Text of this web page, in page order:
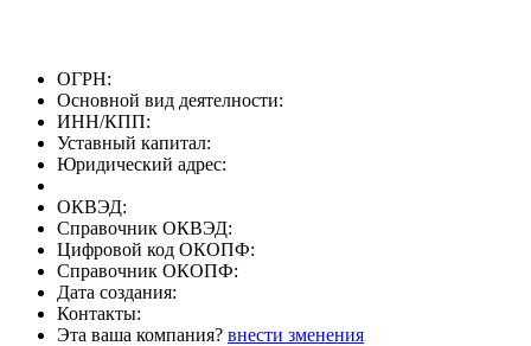
ОГРН:
Основной вид деятелности:
ИНН/КПП:
Уставный капитал:
Юридический адрес:
ОКВЭД:
Справочник ОКВЭД:
Цифровой код ОКОПФ:
Справочник ОКОПФ:
Дата создания:
Контакты:
Эта ваша компания? внести зменения